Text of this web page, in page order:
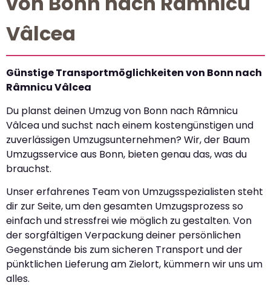
Vâlcea
Günstige Transportmöglichkeiten von Bonn nach
Râmnicu Vâlcea
Du planst deinen Umzug von Bonn nach Râmnicu
Vâlcea und suchst nach einem kostengünstigen und
zuverlässigen Umzugsunternehmen? Wir, der Baum
Umzugsservice aus Bonn, bieten genau das, was du
brauchst.
Unser erfahrenes Team von Umzugsspezialisten steht
dir zur Seite, um den gesamten Umzugsprozess so
einfach und stressfrei wie möglich zu gestalten. Von
der sorgfältigen Verpackung deiner persönlichen
Gegenstände bis zum sicheren Transport und der
pünktlichen Lieferung am Zielort, kümmern wir uns um
alles.